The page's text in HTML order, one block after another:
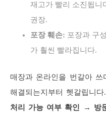
재고가 빨리 소진됩니
권장.
포장 훼손: 포장과 구
가 훨씬 빨라집니다.
매장과 온라인을 번갈아 쓰
해결되는지부터 헷갈립니다
처리 가능 여부 확인 → 방